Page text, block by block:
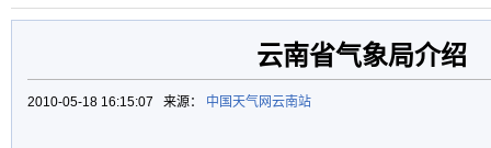
云南省气象局介绍
2010-05-18 16:15:07 来源： 中国天气网云南站